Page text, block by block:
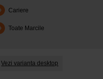
Cariere
Toate Marcile
Vezi varianta desktop